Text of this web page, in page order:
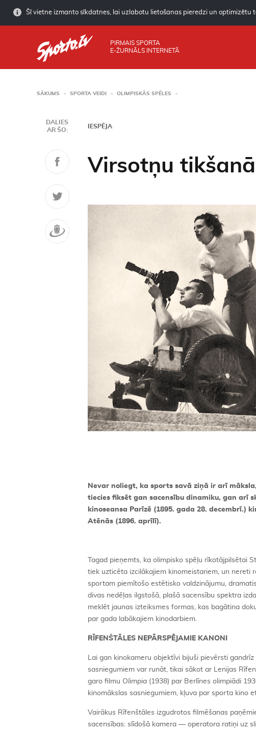
Šī vietne izmanto sīkdatnes, lai uzlabotu lietošanas pieredzi un
PIRMAIS SPORTA
E-ŽURNĀLS INTERNETĀ
SĀKUMS SPORTA VEIDI OLIMPISKĀS SPĒLES
DALIES
AR ŠO:
IESPĒJA
Virsotņu
Nevar noliegt, ka sports savā ziņā ir arī
tiecies fiksēt gan sacensību dinamiku, gan arī
kinoseansa Parīzē (1895. gada 28. decembrī.)
Atēnās (1896. aprīlī).
Tagad pieņemts, ka olimpisko spēļu rīkotājpilsētai
tiek uzticēta izcilākajiem kinomeistariem, un nereti
sportam piemītošo estētisko valdzinājumu,
divas nedēļas ilgstošā, plašā sacensību spektra
meklēt jaunas izteiksmes formas, kas bagātina
par gada labākajiem kinodarbiem.
RĪFENŠTĀLES NEPĀRSPĒJAMIE KANONI
Lai gan kinokameru objektīvi bijuši pievērsti
sasniegumiem var runāt, tikai sākot ar Lenijas
garo filmu Olimpia (1938) par Berlīnes olimpiādi
kinomākslas sasniegumiem, kļuva par sporta kino
Vairākus Rīfenštāles izgudrotos filmēšanas
sacensības: slīdošā kamera — operatora ratiņi uz